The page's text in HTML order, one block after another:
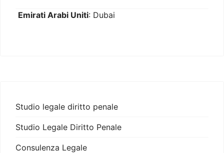
Emirati Arabi Uniti: Dubai
Studio legale diritto penale
Studio Legale Diritto Penale
Consulenza Legale